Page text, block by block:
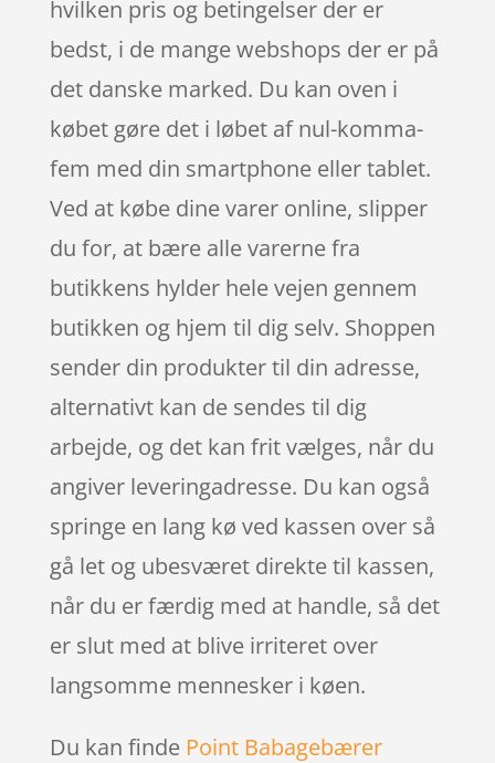
hvilken pris og betingelser der er
bedst, i de mange webshops der er på
det danske marked. Du kan oven i
købet gøre det i løbet af nul-komma-
fem med din smartphone eller tablet.
Ved at købe dine varer online, slipper
du for, at bære alle varerne fra
butikkens hylder hele vejen gennem
butikken og hjem til dig selv. Shoppen
sender din produkter til din adresse,
alternativt kan de sendes til dig
arbejde, og det kan frit vælges, når du
angiver leveringadresse. Du kan også
springe en lang kø ved kassen over så
gå let og ubesværet direkte til kassen,
når du er færdig med at handle, så det
er slut med at blive irriteret over
langsomme mennesker i køen.
Du kan finde Point Babagebærer